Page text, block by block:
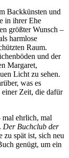
Backkünsten und
in ihrer Ehe
größter Wunsch –
harmlose
Raum.
und der
Margaret,
Licht zu sehen.
was es
einer Zeit, die dafür
ehrlich, mal
Der Buchclub der
zu spät ist, sich neu
genügt, um ein